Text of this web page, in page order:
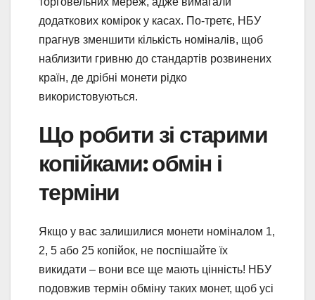
додаткових комірок у касах. По-третє, НБУ
прагнув зменшити кількість номіналів, щоб
наблизити гривню до стандартів розвинених
країн, де дрібні монети рідко
використовуються.
Що робити зі старими
копійками: обмін і
терміни
Якщо у вас залишилися монети номіналом 1,
2, 5 або 25 копійок, не поспішайте їх
викидати – вони все ще мають цінність! НБУ
подовжив термін обміну таких монет, щоб усі